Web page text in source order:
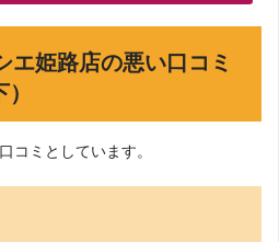
エ姫路店の悪い口コミ
コミとしています。